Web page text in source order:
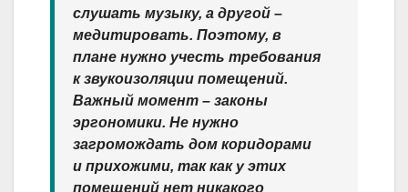
слушать музыку, а другой –
медитировать. Поэтому, в
плане нужно учесть требования
к звукоизоляции помещений.
Важный момент – законы
эргономики. Не нужно
загромождать дом коридорами
и прихожими, так как у этих
помещений нет никакого